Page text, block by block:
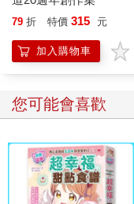
79 折 特價 315 元
加入購物車
您可能會喜歡